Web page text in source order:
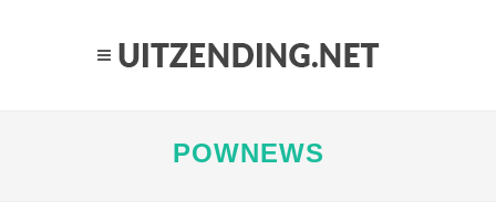
POWNEWS